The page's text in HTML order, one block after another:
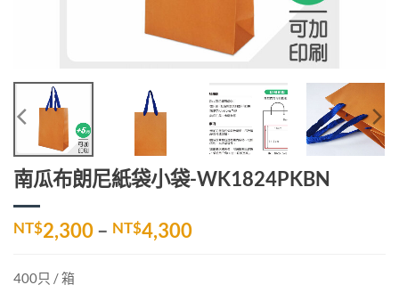
南瓜布朗尼紙袋小袋-WK1824PKBN
NT$2,300– NT$4,300價
400只 / 箱